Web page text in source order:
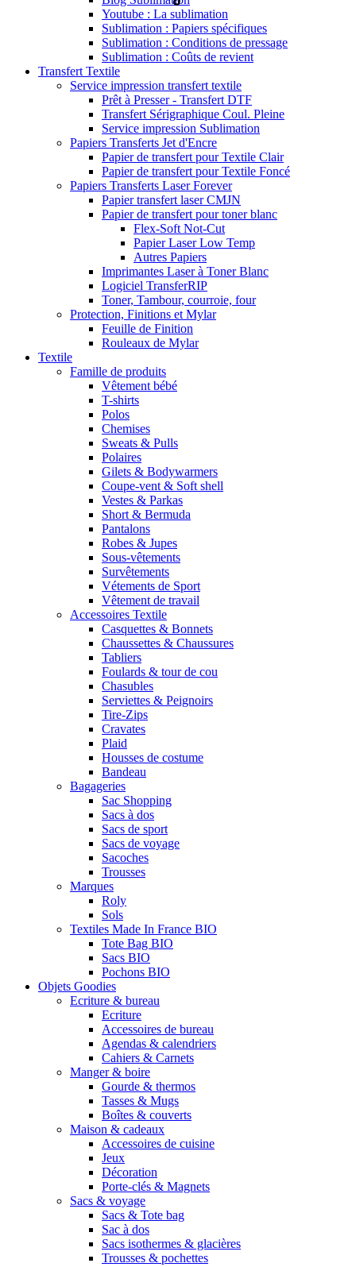
Youtube : La sublimation
Sublimation : Papiers spécifiques
Sublimation : Conditions de pressage
Sublimation : Coûts de revient
Transfert Textile
Service impression transfert textile
Prêt à Presser - Transfert DTF
Transfert Sérigraphique Coul. Pleine
Service impression Sublimation
Papiers Transferts Jet d'Encre
Papier de transfert pour Textile Clair
Papier de transfert pour Textile Foncé
Papiers Transferts Laser Forever
Papier transfert laser CMJN
Papier de transfert pour toner blanc
Flex-Soft Not-Cut
Papier Laser Low Temp
Autres Papiers
Imprimantes Laser à Toner Blanc
Logiciel TransferRIP
Toner, Tambour, courroie, four
Protection, Finitions et Mylar
Feuille de Finition
Rouleaux de Mylar
Textile
Famille de produits
Vêtement bébé
T-shirts
Polos
Chemises
Sweats & Pulls
Polaires
Gilets & Bodywarmers
Coupe-vent & Soft shell
Vestes & Parkas
Short & Bermuda
Pantalons
Robes & Jupes
Sous-vêtements
Survêtements
Vétements de Sport
Vêtement de travail
Accessoires Textile
Casquettes & Bonnets
Chaussettes & Chaussures
Tabliers
Foulards & tour de cou
Chasubles
Serviettes & Peignoirs
Tire-Zips
Cravates
Plaid
Housses de costume
Bandeau
Bagageries
Sac Shopping
Sacs à dos
Sacs de sport
Sacs de voyage
Sacoches
Trousses
Marques
Roly
Sols
Textiles Made In France BIO
Tote Bag BIO
Sacs BIO
Pochons BIO
Objets Goodies
Ecriture & bureau
Ecriture
Accessoires de bureau
Agendas & calendriers
Cahiers & Carnets
Manger & boire
Gourde & thermos
Tasses & Mugs
Boîtes & couverts
Maison & cadeaux
Accessoires de cuisine
Jeux
Décoration
Porte-clés & Magnets
Sacs & voyage
Sacs & Tote bag
Sac à dos
Sacs isothermes & glacières
Trousses & pochettes